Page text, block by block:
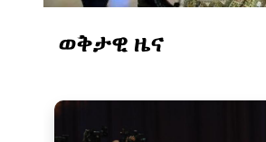
ወቅታዊ ዜና